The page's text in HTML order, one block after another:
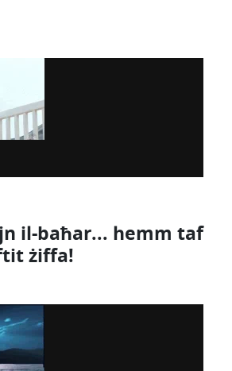
il-baħar... hemm taf
żiffa!